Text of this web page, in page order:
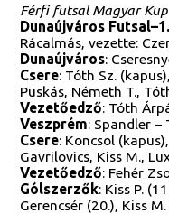
Férfi futsal Magyar
Dunaújváros
Rácalmás, vezette:
Dunaújváros:
Csere: Tóth Sz.
Puskás, Németh T.,
Vezetőedző: Tóth
Veszprém: Spandler –
Csere: Koncsol
Gavrilovics, Kiss M.,
Vezetőedző: Fehér
Gólszerzők: Kiss P.
Gerencsér (20.), Kiss M.